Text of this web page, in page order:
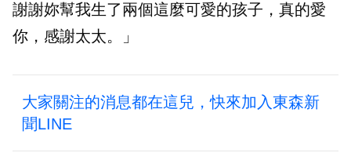
謝謝妳幫我生了兩個這麼可愛的孩子，真的愛
你，感謝太太。」
大家關注的消息都在這兒，快來加入東森新
聞LINE